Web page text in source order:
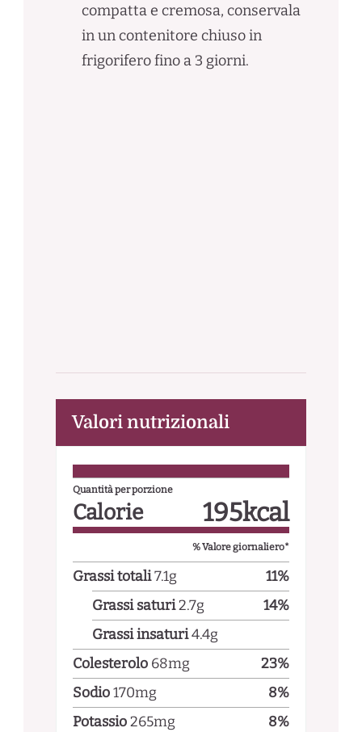
compatta e cremosa, conservala
in un contenitore chiuso in
frigorifero fino a 3 giorni.
Valori nutrizionali
Quantità per porzione
Calorie 195kcal
% Valore giornaliero*
Grassi totali7.1g 11%
Grassi saturi2.7g 14%
Grassi insaturi4.4g
Colesterolo 68mg 23%
Sodio170mg 8%
Potassio265mg 8%